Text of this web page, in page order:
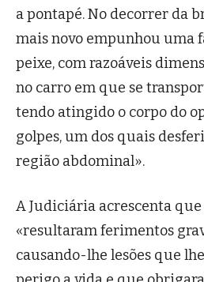
a pontapé. No decorrer da
mais novo empunhou uma
peixe, com razoáveis
no carro em que se
tendo atingido o corpo do
golpes, um dos quais
região abdominal».
A Judiciária acrescenta que
«resultaram ferimentos
causando-lhe lesões que